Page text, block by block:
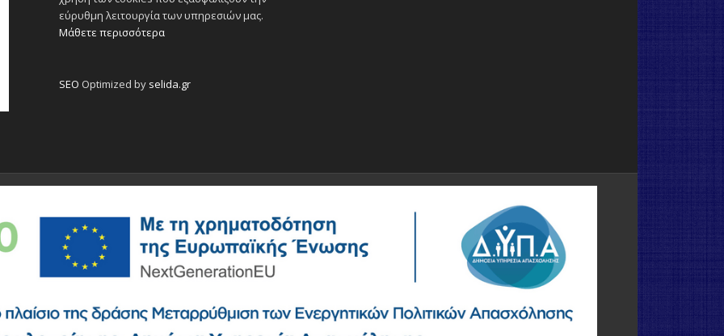
εύρυθμη λειτουργία των υπηρεσιών μας.
Μάθετε περισσότερα
SEO Optimized by selida.gr